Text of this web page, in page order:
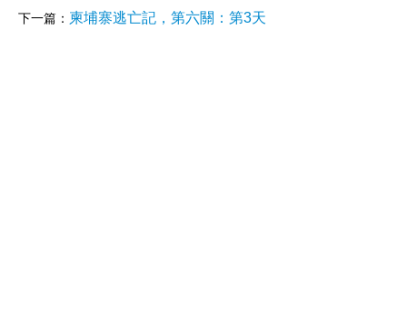
下一篇： 柬埔寨逃亡記，第六關：第3天